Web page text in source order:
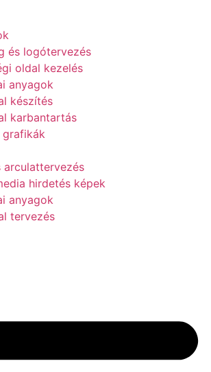
és logótervezés
oldal kezelés
anyagok
készítés
karbantartás
grafikák
arculattervezés
hirdetés képek
anyagok
tervezés